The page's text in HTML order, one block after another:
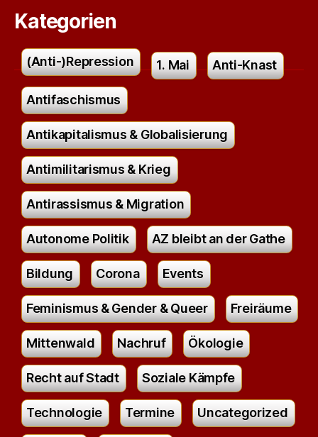
Kategorien
(Anti-)Repression 1. Mai Anti-Knast
Antifaschismus
Antikapitalismus & Globalisierung
Antimilitarismus & Krieg
Antirassismus & Migration
Autonome Politik AZ bleibt an der Gathe
Bildung Corona Events
Feminismus & Gender & Queer Freiräume
Mittenwald Nachruf Ökologie
Recht auf Stadt Soziale Kämpfe
Technologie Termine Uncategorized